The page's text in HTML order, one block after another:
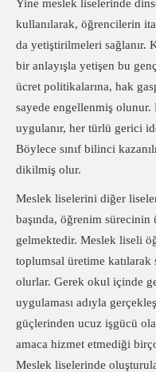
Yine meslek liselerinde
kullanılarak, öğrencilerin
da yetiştirilmeleri sağlanır.
bir anlayışla yetişen bu
ücret politikalarına, hak
sayede engellenmiş
uygulanır, her türlü gerici
Böylece sınıf bilinci
dikilmiş olur.
Meslek liselerini diğer
başında, öğrenim
gelmektedir. Meslek liseli
toplumsal üretime
olurlar. Gerek okul içinde
uygulaması adıyla
güçlerinden ucuz işgücü
amaca hizmet etmediği
Meslek liselerinde